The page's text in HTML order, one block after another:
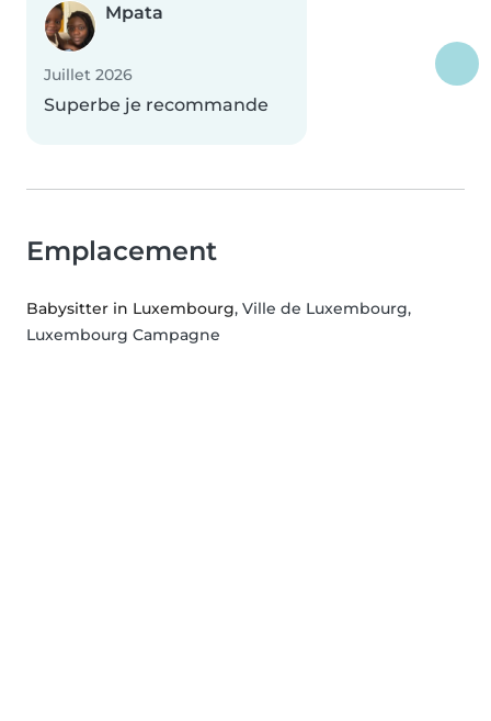
Mpata
Juillet 2026
Superbe je recommande
Emplacement
Babysitter in Luxembourg, Ville de Luxembourg,
Luxembourg Campagne